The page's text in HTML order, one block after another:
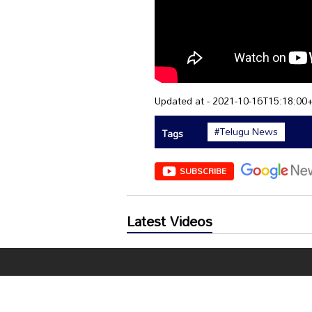
Updated at - 2021-10-
Tags
#Telugu News
SUBSCRIBE
Latest Videos